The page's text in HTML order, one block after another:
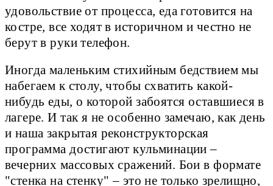
удовольствие от процесса, еда готовится на
костре, все ходят в историчном и честно не
берут в руки телефон.
Иногда маленьким стихийным бедствием мы
набегаем к столу, чтобы схватить какой-
нибудь еды, о которой забоятся оставшиеся в
лагере. И так я не особенно замечаю, как день
и наша закрытая реконструкторская
программа достигают кульминации –
вечерних массовых сражений. Бои в формате
"стенка на стенку" – это не только зрелищно,